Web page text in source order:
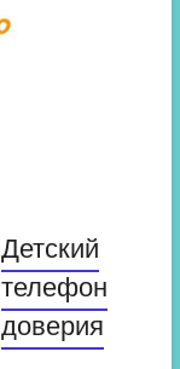
Детский
телефон
доверия